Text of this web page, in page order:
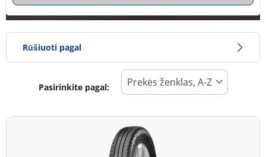
Rūšiuoti pagal
Padangos tipas
Visi tipai (20)
Pasirinkite pagal: